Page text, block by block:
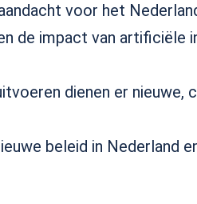
voor het
de impact van artificiële
dienen er nieuwe,
beleid in Nederland